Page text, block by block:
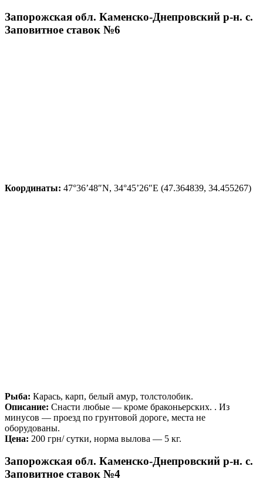
Запорожская обл. Каменско-Днепровский р-н. с.
Заповитное ставок №6
Координаты: 47°36’48″N, 34°45’26″E (47.364839, 34.455267)
Рыба: Карась, карп, белый амур, толстолобик.
Описание: Снасти любые — кроме браконьерских. . Из
минусов — проезд по грунтовой дороге, места не
оборудованы.
Цена: 200 грн/ сутки, норма вылова — 5 кг.
Запорожская обл. Каменско-Днепровский р-н. с.
Заповитное ставок №4